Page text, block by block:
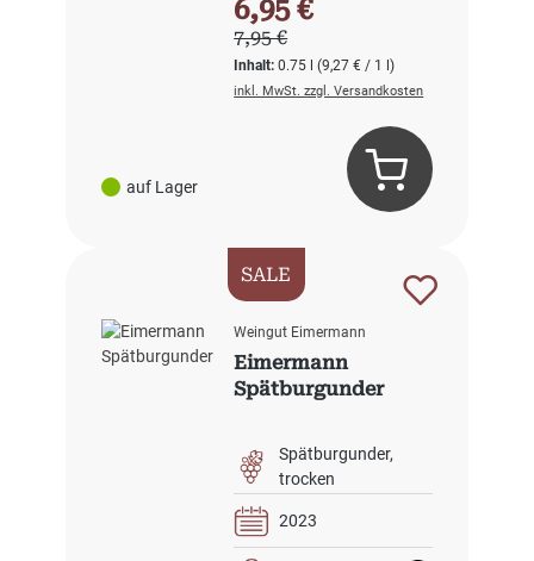
auf Lager
Inhalt:0.75 l(9,27 € / 1 l)
6,95 €
Regulärer Preis:
7,95 €
inkl. MwSt. zzgl. Versandkosten
SALE
Weingut Eimermann
Eimermann
Spätburgunder
Spätburgunder
trocken
2023